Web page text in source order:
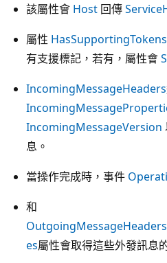
該屬性會 Host 回傳
屬性 HasSupportingTokens
有支援標記，若有，屬性會
IncomingMessageHeaders
IncomingMessageVersion
息。
當操作完成時，事件
和
OutgoingMessageHeaders
es屬性會取得這些外發訊息